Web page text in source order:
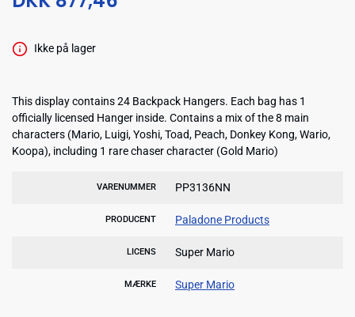
Ikke på lager
This display contains 24 Backpack Hangers. Each bag has 1
officially licensed Hanger inside. Contains a mix of the 8 main
characters (Mario, Luigi, Yoshi, Toad, Peach, Donkey Kong, Wario,
Koopa), including 1 rare chaser character (Gold Mario)
VARENUMMER PP3136NN
PRODUCENT Paladone Products
LICENS Super Mario
MÆRKE Super Mario